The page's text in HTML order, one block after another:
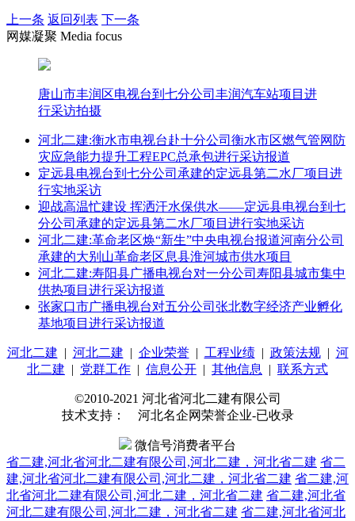
上一条 返回列表 下一条
网媒凝聚 Media focus
唐山市丰润区电视台到七分公司丰润汽车站项目进
行采访拍摄
河北二建:衡水市电视台赴十分公司衡水市区燃气管网防
灾应急能力提升工程EPC总承包进行采访报道
定远县电视台到七分公司承建的定远县第二水厂项目进
行实地采访
迎战高温忙建设 挥洒汗水保供水——定远县电视台到七
分公司承建的定远县第二水厂项目进行实地采访
河北二建:革命老区焕“新生”中央电视台报道河南分公司
承建的大别山革命老区息县淮河城市供水项目
河北二建:寿阳县广播电视台对一分公司寿阳县城市集中
供热项目进行采访报道
张家口市广播电视台对五分公司张北数字经济产业孵化
基地项目进行采访报道
河北二建 | 河北二建 | 企业荣誉| 工程业绩| 政策法规| 河
北二建 | 党群工作 | 信息公开 | 其他信息 | 联系方式
©2010-2021 河北省河北二建有限公司
技术支持： 河北名企网荣誉企业-已收录
微信号消费者平台
省二建,河北省河北二建有限公司,河北二建，河北省二建 省二
建,河北省河北二建有限公司,河北二建，河北省二建 省二建,河
北省河北二建有限公司,河北二建，河北省二建 省二建,河北省
河北二建有限公司,河北二建，河北省二建 省二建,河北省河北